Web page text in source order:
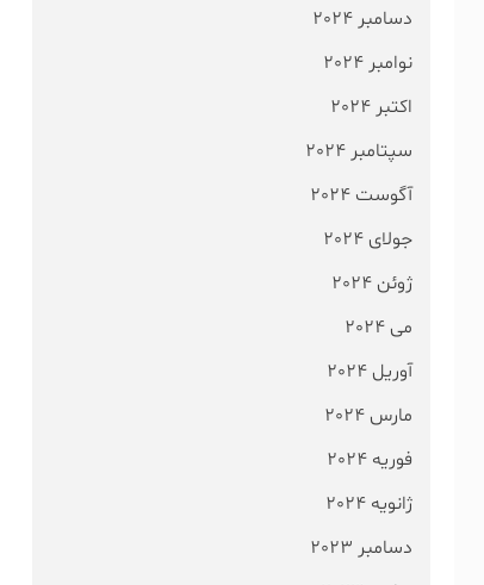
دسامبر 2024
نوامبر 2024
اکتبر 2024
سپتامبر 2024
آگوست 2024
جولای 2024
ژوئن 2024
می 2024
آوریل 2024
مارس 2024
فوریه 2024
ژانویه 2024
دسامبر 2023